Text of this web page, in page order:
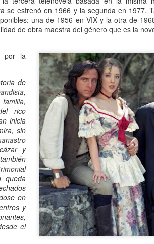
se estrenó en 1966 y la segunda en 1977.
una de 1956 en VIX y la otra de
de obra maestra del género que es la
por la
de
rico
inicia
sin
y
queda
en
y
el
esté sola, estoy con alguien; es decir,
soy dos en uno”, apuntó alguna vez la
Arendt, y esa frase es la llave que cierra
(“Por fin sola”), libro de la periodista y
amores
la vida. Llegué a la casa de mi hermana
horas escuchando la misma lista de
casa.
a libros entrañables que leyó hace tiempo.